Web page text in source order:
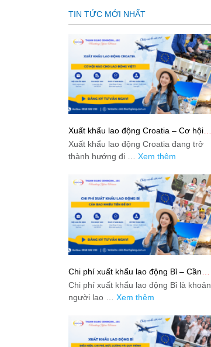
TIN TỨC MỚI NHẤT
Xuất khẩu lao động Croatia – Cơ hội
nào cho lao động Việt?
Xuất khẩu lao động Croatia đang trở
thành hướng đi … Xem thêm
Chi phí xuất khẩu lao động Bỉ – Cần
bao nhiêu tiền để đi?
Chi phí xuất khẩu lao động Bỉ là khoản
người lao … Xem thêm